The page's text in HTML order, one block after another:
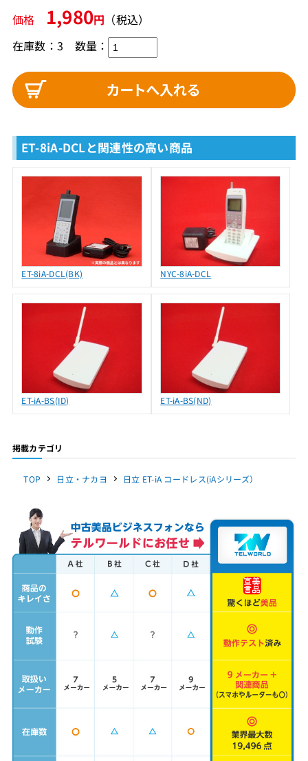
価格 1,980円 （税込）
在庫数：3 数量：
ET-8iA-DCLと関連性の高い商品
ET-8iA-DCL(BK) NYC-8iA-DCL
ET-iA-BS(ID) ET-iA-BS(ND)
掲載カテゴリ
TOP 日立・ナカヨ 日立 ET-iA コードレス(iAシリーズ）